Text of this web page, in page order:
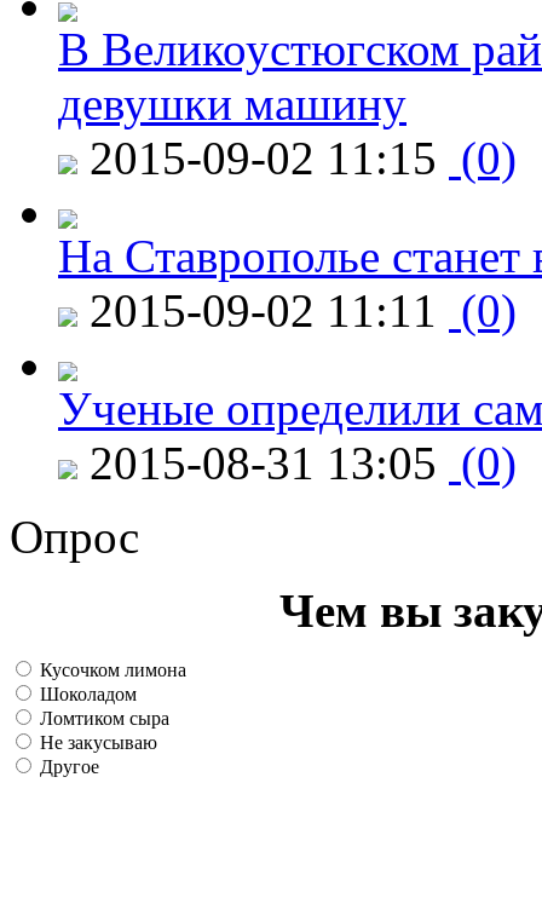
В Великоустюгском
девушки машину
2015-09-02 11:15 (0)
На Ставрополье
2015-09-02 11:11 (0)
Ученые определили
2015-08-31 13:05 (0)
Опрос
Чем вы
Кусочком лимона
Шоколадом
Ломтиком сыра
Не закусываю
Другое